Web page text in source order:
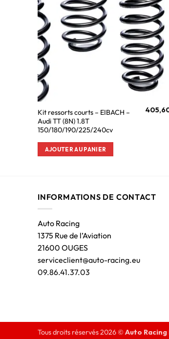
Kit ressorts courts – EIBACH –
Audi TT (8N) 1.8T
150/180/190/225/240cv
AJOUTER AU PANIER
INFORMATIONS DE CONTACT
Auto Racing
1375 Rue de l’Aviation
21600 OUGES
serviceclient@auto-racing.eu
09.86.41.37.03
Tous droits réservés 2026 © Auto Racing